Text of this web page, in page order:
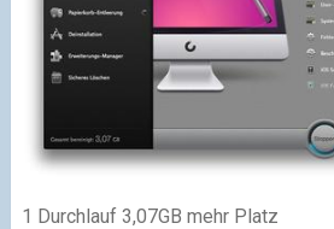
1 Durchlauf 3,07GB mehr Platz